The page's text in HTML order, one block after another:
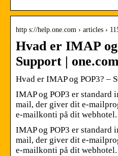
http s://help.one.com › articles ›
Hvad er IMAP
Support | one.com
Hvad er IMAP og POP3? –
IMAP og POP3 er
mail, der giver dit e-
e-mailkonti på dit webhotel.
IMAP og POP3 er
mail, der giver dit e-
e-mailkonti på dit